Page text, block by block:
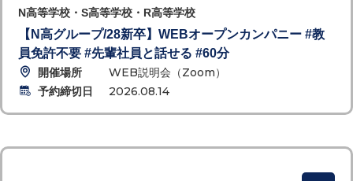
N高等学校・S高等学校・R高等学校
【N高グループ/28新卒】WEBオープンカンパニー #教
員免許不要 #先輩社員と話せる #60分
開催場所
WEB説明会（Zoom）
予約締切日
2026.08.14